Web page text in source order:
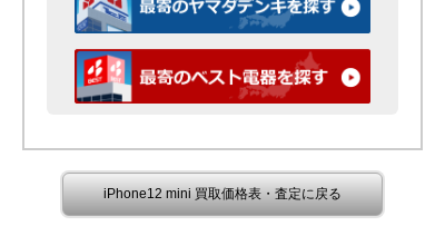
iPhone12 mini 買取価格表・査定に戻る